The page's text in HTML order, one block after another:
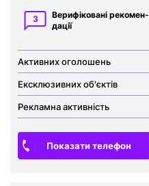
3
Верифіковані рекомен­
дації
Активних оголошень
Ексклюзивних об'єктів
Рекламна активність
Показати телефон